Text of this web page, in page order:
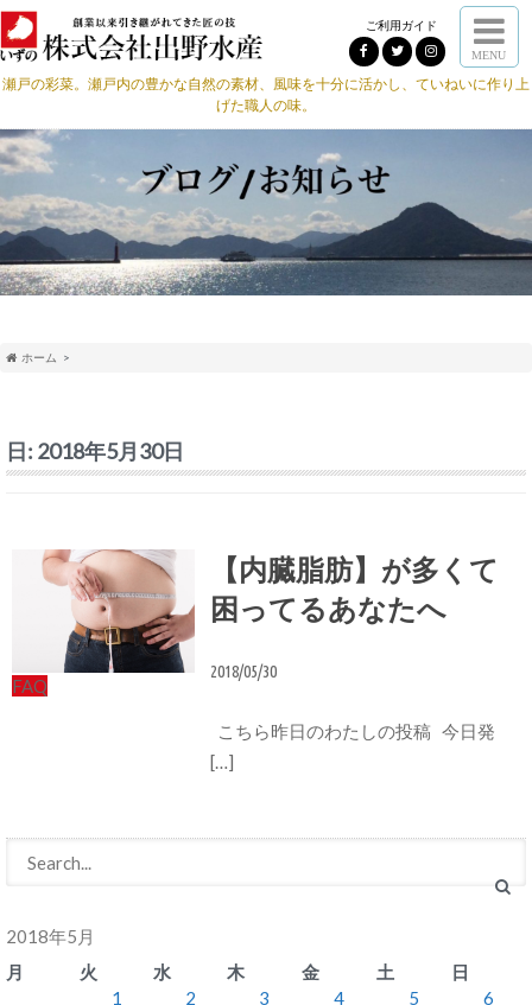
ご利用ガイド
MENU
瀬戸の彩菜。瀬戸内の豊かな自然の素材、風味を十分に活かし、ていねいに作り上
げた職人の味。
ホーム
日: 2018年5月30日
FAQ
【内臓脂肪】が多くて
困ってるあなたへ
2018/05/30
こちら昨日のわたしの投稿 今日発
[…]
2018年5月
月
火 水 木 金 土
日
1
2 3 4 5
6